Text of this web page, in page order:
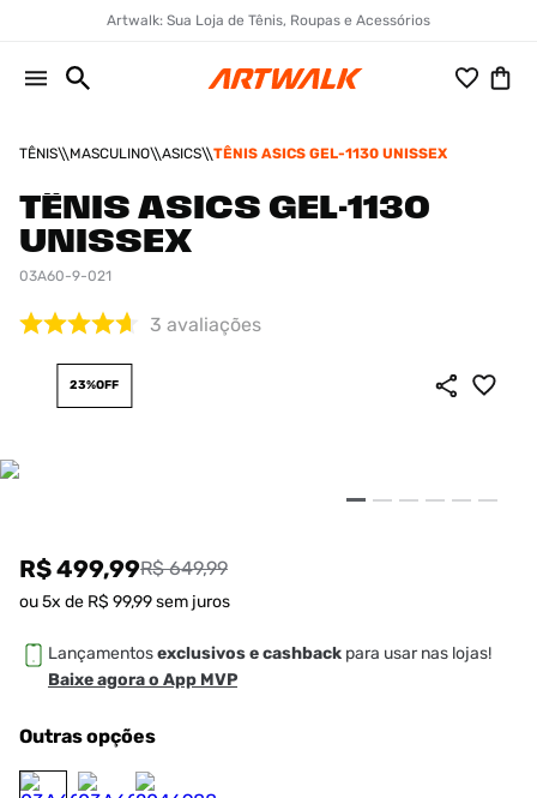
Artwalk: Sua Loja de Tênis, Roupas e Acessórios
TÊNIS MASCULINO ASICS TÊNIS ASICS GEL-1130 UNISSEX
TÊNIS ASICS GEL-1130
UNISSEX
03A60-9-021
3 avaliações
23%OFF
R$ 499,99R$ 649,99
ou5x de R$ 99,99sem juros
Lançamentosexclusivos e cashback para usar nas lojas!
Baixe agora o App MVP
Outras opções